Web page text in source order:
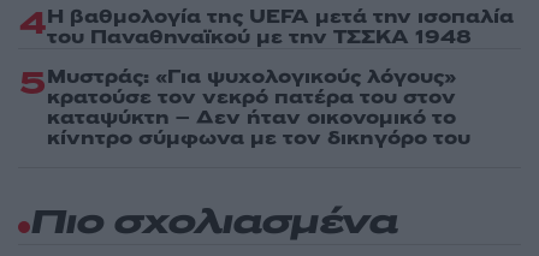
4Η βαθμολογία της UEFA μετά την ισοπαλία
του Παναθηναϊκού με την ΤΣΣΚΑ 1948
5Μυστράς: «Για ψυχολογικούς λόγους»
κρατούσε τον νεκρό πατέρα του στον
καταψύκτη – Δεν ήταν οικονομικό το
κίνητρο σύμφωνα με τον δικηγόρο του
Πιο σχολιασμένα